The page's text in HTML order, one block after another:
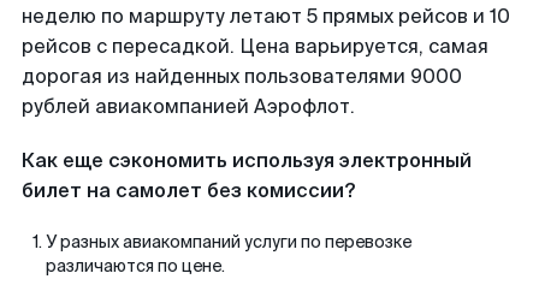
неделю по маршруту летают 5 прямых рейсов и 10
рейсов с пересадкой. Цена варьируется, самая
дорогая из найденных пользователями 9000
рублей авиакомпанией Аэрофлот.
Как еще сэкономить используя электронный
билет на самолет без комиссии?
У разных авиакомпаний услуги по перевозке
различаются по цене.